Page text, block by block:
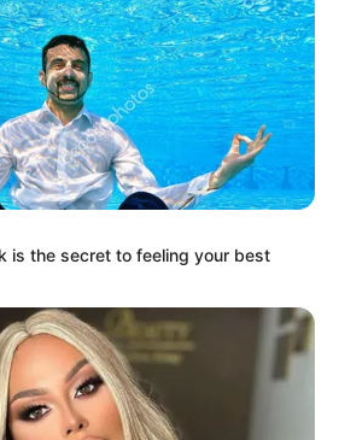
NOTICIAS SUCRE
Joyas, disfraces y malas
decisiones: así cayó la
banda apartamentera de
SINCELEJO
Estadio 20 de Enero
reabre con serie
internacional de béisbol de
alto nivel en Sincelejo
is the secret to feeling your best